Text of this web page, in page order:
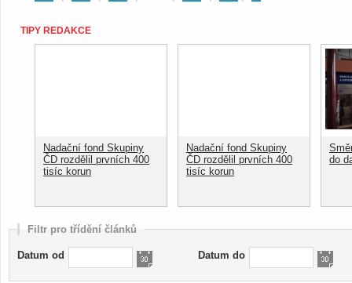
TIPY REDAKCE
Nadační fond Skupiny
ČD rozdělil prvních 400
tisíc korun
Nadační fond Skupiny
ČD rozdělil prvních 400
tisíc korun
do
Filtr pro třídění článků
Datum od Datum do